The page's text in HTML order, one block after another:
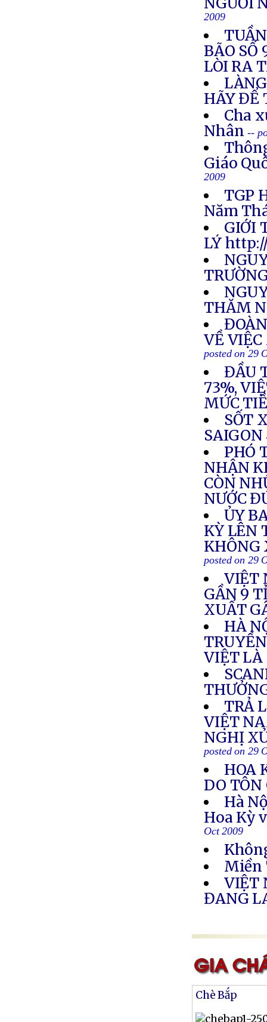
2009
BÃO SỐ
LÒI RA
HÃY ĐỂ
Cha
Nhân --
Giáo
2009
TGP
Năm
GIỚI
LÝ
THĂM
VỀ
posted on 29
ĐẦU
73%,
MỨC
SỐT
SAIGON
PHÓ
NHẬN
CÒN
NƯỚC
ỦY
KỲ LÊN
KHÔNG
posted on 29
VIỆT
GẦN 9
XUẤT
HÀ
VIỆT
TRẢ
VIỆT
NGHỊ
posted on 29
HOA
DO
Hà
Hoa Kỳ
Oct 2009
Miền
VIỆT
ĐANG
Chè Bắp